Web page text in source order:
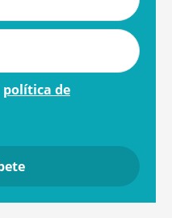
política de